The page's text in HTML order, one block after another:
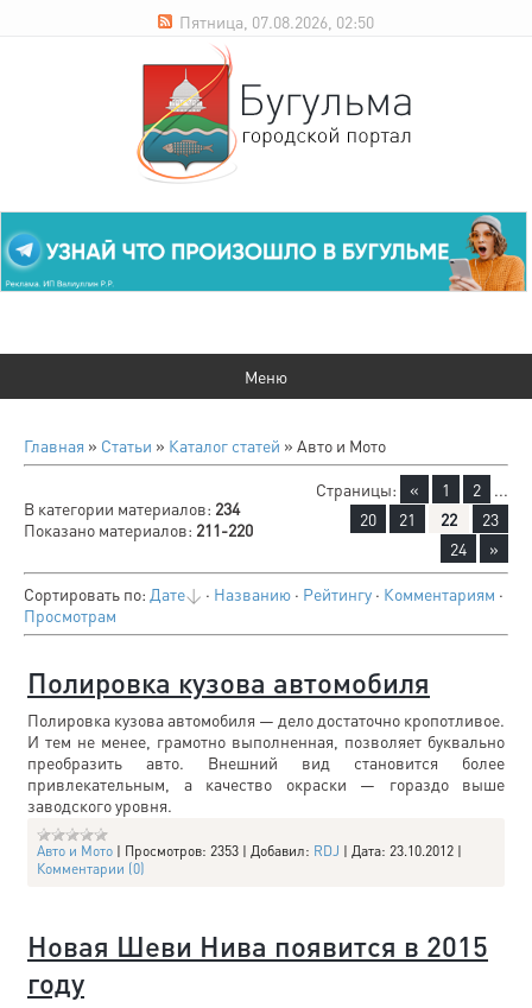
Пятница, 07.08.2026, 02:50
Главная » Статьи » Каталог статей » Авто и Мото
В категории материалов: 234
Показано материалов: 211-220
Страницы: « 1 2
...
20
21 22
23
24
»
Сортировать по: Дате · Названию · Рейтингу · Комментариям ·
Просмотрам
Полировка кузова автомобиля
Полировка кузова автомобиля — дело достаточно кропотливое.
И тем не менее, грамотно выполненная, позволяет буквально
преобразить авто. Внешний вид становится более
привлекательным, а качество окраски — гораздо выше
заводского уровня.
Авто и Мото | Просмотров: 2353 | Добавил: RDJ | Дата: 23.10.2012 |
Комментарии (0)
Новая Шеви Нива появится в 2015
году